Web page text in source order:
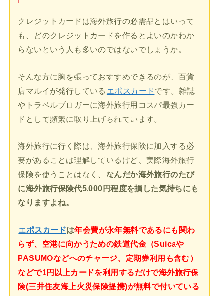
クレジットカードは海外旅行の必需品とはいって
も、どのクレジットカードを作るとよいのかわか
らないという人も多いのではないでしょうか。
そんな方に胸を張っておすすめできるのが、百貨
店マルイが発行している エポスカードです。雑誌
やトラベルブロガーに海外旅行用コスパ最強カー
ドとして頻繁に取り上げられています。
海外旅行に行く際は、海外旅行保険に加入する必
要があることは理解しているけど、実際海外旅行
保険を使うことはなく、 なんだか海外旅行のたび
に海外旅行保険代5,000円程度を損した気持ちにも
なりますよね。
エポスカードは年会費が永年無料であるにも関わ
らず、空港に向かうための鉄道代金（Suicaや
PASUMOなどへのチャージ、定期券利用も含む）
などで1円以上カードを利用するだけで海外旅行保
険(三井住友海上火災保険提携)が無料で付いている